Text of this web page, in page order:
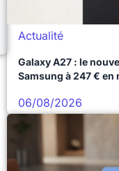
Actualité
Galaxy A27 : le
Samsung à 247 € en
06/08/2026